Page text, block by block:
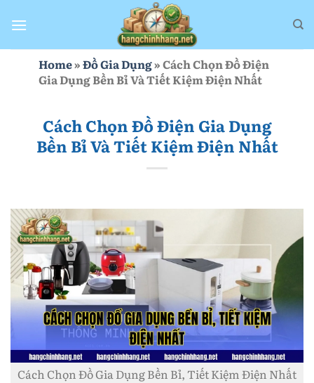
qua
Home»Đồ Gia Dụng»Cách Chọn Đồ Điện
Gia Dụng Bền Bỉ Và Tiết Kiệm Điện Nhất
Cách Chọn Đồ Điện Gia Dụng
Bền Bỉ Và Tiết Kiệm Điện Nhất
Cách Chọn Đồ Gia Dụng Bền Bỉ, Tiết Kiệm Điện Nhất